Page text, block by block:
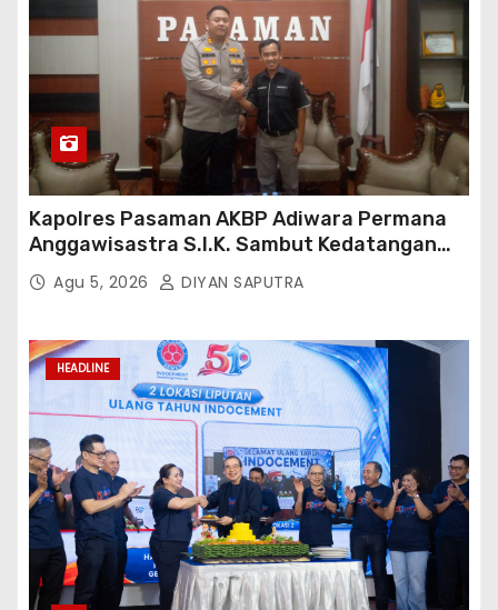
Kapolres Pasaman AKBP Adiwara Permana
Anggawisastra S.I.K. Sambut Kedatangan
Kepala Cakrawala Tv Sumatera Barat
Agu 5, 2026 DIYAN SAPUTRA
HEADLINE